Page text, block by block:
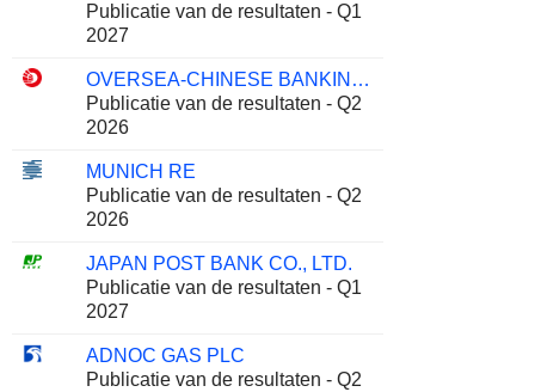
Publicatie van de resultaten - Q1
2027
OVERSEA-CHINESE BANKING CORPORATION LIMITED
Publicatie van de resultaten - Q2
2026
MUNICH RE
Publicatie van de resultaten - Q2
2026
JAPAN POST BANK CO., LTD.
Publicatie van de resultaten - Q1
2027
ADNOC GAS PLC
Publicatie van de resultaten - Q2